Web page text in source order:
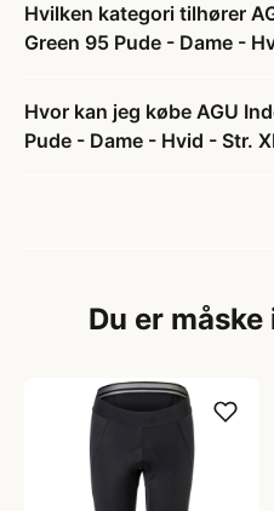
Hvilken kategori tilhører
Green 95 Pude - Dame -
Hvor kan jeg købe AGU
Pude - Dame - Hvid - Str.
Du er